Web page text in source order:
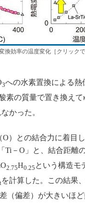
換効率の温度変化［クリック
3への水素置換による熱
素の質量で置き換えて
かった。
）との結合力に着目
Ti－O」と、結合距離
2.75H0.25 という構造モ
を計算した。この結果
（偏差）が大きいほ